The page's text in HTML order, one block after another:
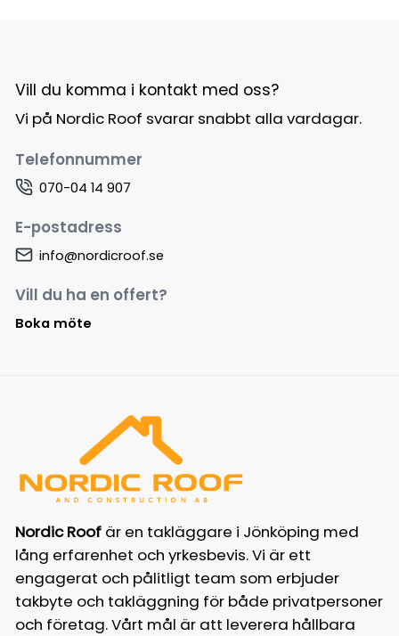
Vill du komma i kontakt med oss?
Vi på Nordic Roof svarar snabbt alla vardagar.
Telefonnummer
070-04 14 907
E-postadress
info@nordicroof.se
Vill du ha en offert?
Boka möte
Nordic Roofär en takläggare i Jönköping med
lång erfarenhet och yrkesbevis. Vi är ett
engagerat och pålitligt team som erbjuder
takbyte och takläggning för både privatpersoner
och företag. Vårt mål är att leverera hållbara